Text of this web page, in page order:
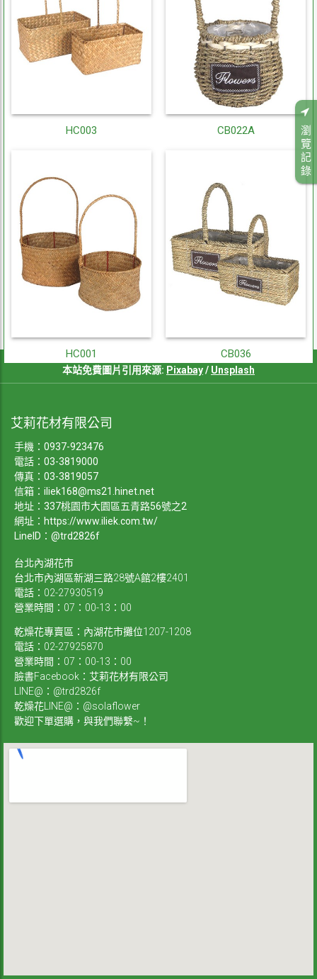
HC003 CB022A
HC001 CB036
本站免費圖片引用來源: Pixabay/ Unsplash
艾莉花材有限公司
手機： 0937-923476
電話： 03-3819000
傳真：03-3819057
信箱： iliek168@ms21.hinet.net
地址：337桃園市大園區五青路56號之2
網址： https://www.iliek.com.tw/
LineID：@trd2826f
台北內湖花市
台北市內湖區新湖三路28號A館2樓2401
電話：02-27930519
營業時間：07：00-13：00
乾燥花專賣區：內湖花市攤位1207-1208
電話：02-27925870
營業時間：07：00-13：00
臉書Facebook：艾莉花材有限公司
LINE@：@trd2826f
乾燥花LINE@：@solaflower
歡迎下單選購，與我們聯繫~！
瀏
覽
記
錄